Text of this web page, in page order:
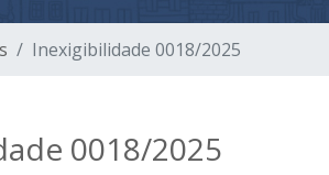
Inexigibilidade 0018/2025
0018/2025